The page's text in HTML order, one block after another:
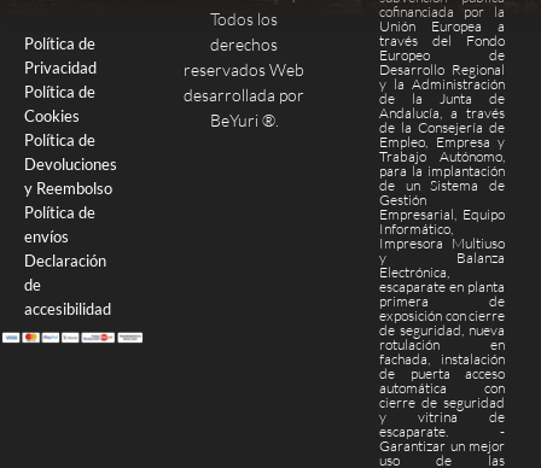
Política de
Privacidad
Política de
Cookies
Política de
Devoluciones
y Reembolso
Política de
envíos
Declaración
de
accesibilidad
Todos los
derechos
reservados Web
desarrollada por
BeYuri ®.
cofinanciada por la
Unión Europea a
través del Fondo
Europeo de
Desarrollo Regional
y la Administración
de la Junta de
Andalucía, a través
de la Consejería de
Empleo, Empresa y
Trabajo Autónomo,
para la implantación
de un Sistema de
Gestión
Empresarial, Equipo
Informático,
Impresora Multiuso
y Balanza
Electrónica,
escaparate en planta
primera de
exposición con cierre
de seguridad, nueva
rotulación en
fachada, instalación
de puerta acceso
automática con
cierre de seguridad
y vitrina de
escaparate. -
Garantizar un mejor
uso de las